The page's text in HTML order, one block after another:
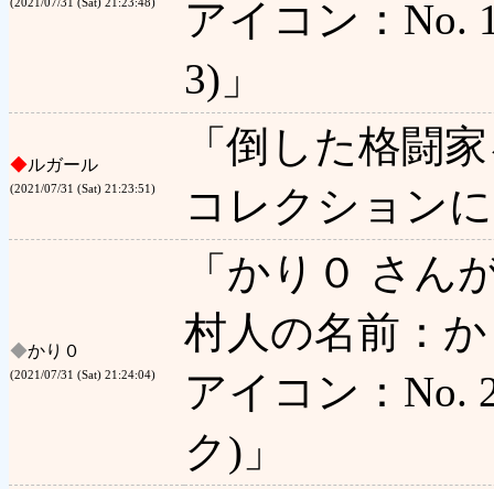
(2021/07/31 (Sat) 21:23:48)
アイコン：No.
3)」
◆ルガール
(2021/07/31 (Sat) 21:23:51)
「倒した格闘
コレクション
◆かり０
(2021/07/31 (Sat) 21:24:04)
「かり０ さん
村人の名前：
アイコン：No.
ク)」